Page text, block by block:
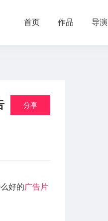
首页 作品 导演
分享
好的广告片